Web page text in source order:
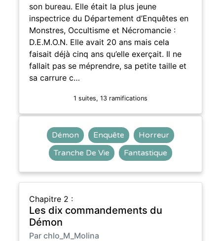
son bureau. Elle était la plus jeune
inspectrice du Département d’Enquêtes en
Monstres, Occultisme et Nécromancie :
D.E.M.O.N. Elle avait 20 ans mais cela
faisait déjà cinq ans qu’elle exerçait. Il ne
fallait pas se méprendre, sa petite taille et
sa carrure c…
1 suites, 13 ramifications
Démon Enquête
Horreur
Tranche De Vie
Fantastique
Chapitre 2 :
Les dix commandements du
Démon
Par chlo_M_Molina